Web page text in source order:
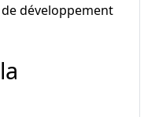
développement